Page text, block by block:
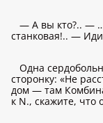
— А вы кто?.. —
станковая!.. —
Одна
сторонку: «Не
дом — там
к N., скажите,